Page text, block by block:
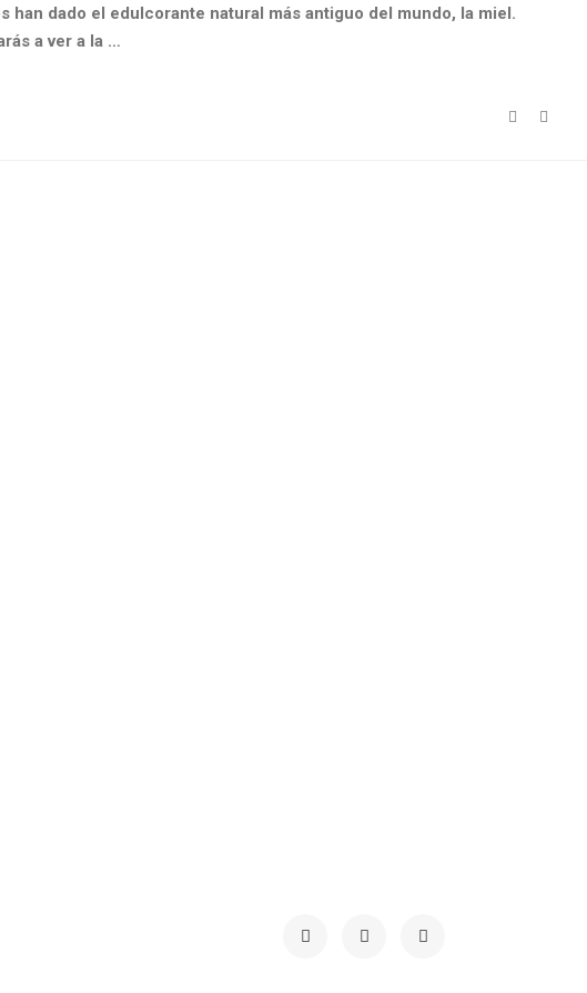
han dado el edulcorante natural más antiguo del mundo, la miel.
a ver a la …